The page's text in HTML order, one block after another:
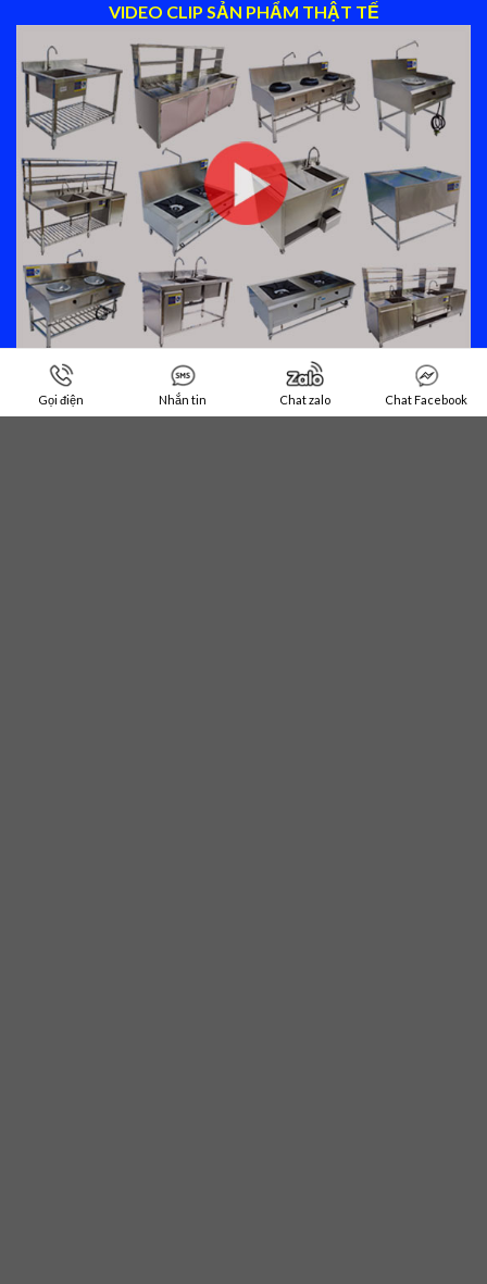
VIDEO CLIP SẢN PHẨM THẬT TẾ
Gọi điện Nhắn tin Chat zalo Chat Facebook